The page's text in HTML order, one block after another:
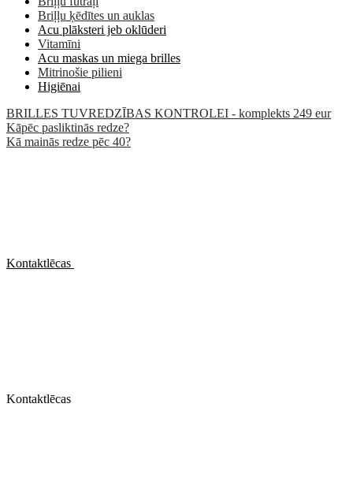
Briļļu ķēdītes un auklas
Acu plāksteri jeb oklūderi
Vitamīni
Acu maskas un miega brilles
Mitrinošie pilieni
Higiēnai
BRILLES TUVREDZĪBAS KONTROLEI - komplekts 249 eur
Kāpēc pasliktinās redze?
Kā mainās redze pēc 40?
Kontaktlēcas
Kontaktlēcas